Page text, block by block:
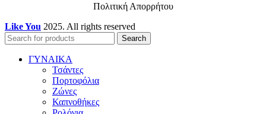
Πολιτική Απορρήτου
Like You 2025. All rights reserved
Search
ΓΥΝΑΙΚΑ
Τσάντες
Πορτοφόλια
Ζώνες
Καπνοθήκες